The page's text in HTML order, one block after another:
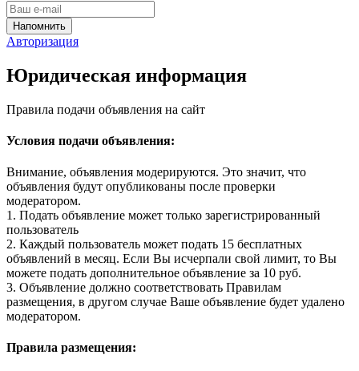
Авторизация
Юридическая информация
Правила подачи объявления на сайт
Условия подачи объявления:
Внимание, объявления модерируются. Это значит, что
объявления будут опубликованы после проверки
модератором.
1. Подать объявление может только зарегистрированный
пользователь
2. Каждый пользователь может подать 15 бесплатных
объявлений в месяц. Если Вы исчерпали свой лимит, то Вы
можете подать дополнительное объявление за 10 руб.
3. Объявление должно соответствовать Правилам
размещения, в другом случае Ваше объявление будет удалено
модератором.
Правила размещения: